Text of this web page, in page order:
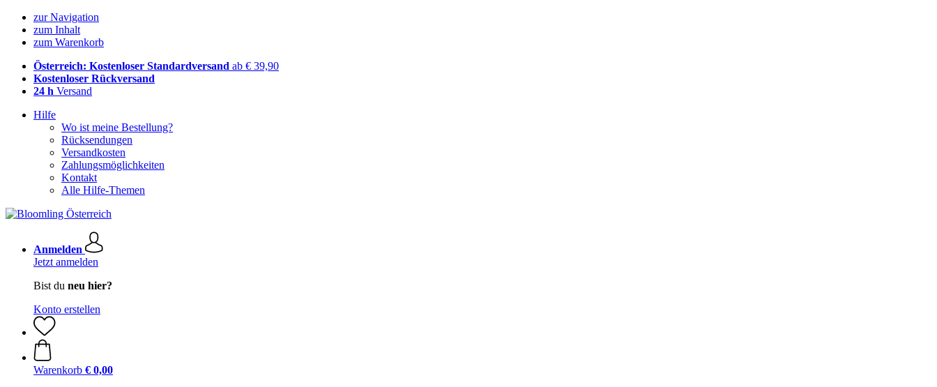
zur Navigation
zum Inhalt
zum Warenkorb
Österreich: Kostenloser Standardversand ab € 39,90
Kostenloser Rückversand
24 h Versand
Hilfe
Wo ist meine Bestellung?
Rücksendungen
Versandkosten
Zahlungsmöglichkeiten
Kontakt
Alle Hilfe-Themen
Anmelden
Jetzt anmelden
Bist du neu hier?
Konto erstellen
Warenkorb € 0,00